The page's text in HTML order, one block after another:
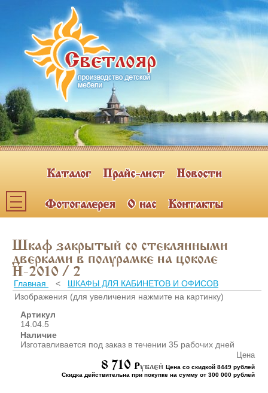
Каталог Прайс-лист Новости
Фотогалерея О нас Контакты
Каталог мебели
ПОЛКИ НАВЕСНЫЕ (2)
ШКАФЫ ДЛЯ КАБИНЕТОВ
И ОФИСОВ (95)
СТОЛЫ ДЛЯ КАБИНЕТОВ И
КРОВАТИ ДЛЯ ДЕТСКОГО
САДА (65)
МАТРАСЫ ДЛЯ ДЕТСКИХ
СТОЛЫ ДЛЯ ДЕТСКОГО
Шкаф закрытый со стеклянными
дверками в полурамке на цоколе
Н-2010 / 2
Главная < ШКАФЫ ДЛЯ КАБИНЕТОВ И ОФИСОВ
Изображения (для увеличения нажмите на картинку)
Артикул
14.04.5
Наличие
Изготавливается под заказ в течении 35 рабочих дней
Цена
8 710 Pублей Цена со скидкой 8449 рублей
Скидка действительна при покупке на сумму от 300 000 рублей